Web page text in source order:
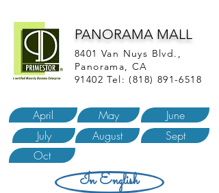
8401 Van Nuys Blvd.,
Panorama, CA
91402 Tel:(818) 891-6518
PANORAMA MALL
April May
June
July
August
Sept
Oct
In English